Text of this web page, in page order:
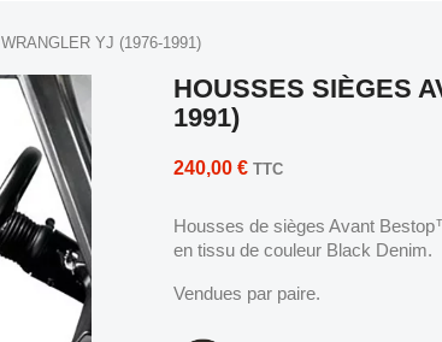
YJ (1976-1991)
HOUSSES SIÈGES
1991)
240,00 € TTC
Housses de sièges Avant
en tissu de couleur Black Denim.
Vendues par paire.